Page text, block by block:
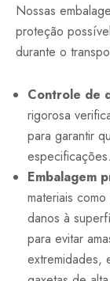
Nossas
proteção
durante o
Controle de
rigorosa
para garantir
especificações.
Embalagem
materiais
danos à
para evitar
extremidades,